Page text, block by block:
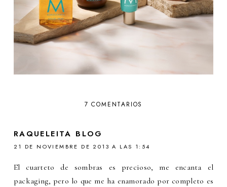
7 COMENTARIOS
RAQUELEITA BLOG
21 DE NOVIEMBRE DE 2013 A LAS 1:54
El cuarteto de sombras es precioso, me encanta el
packaging, pero lo que me ha enamorado por completo es